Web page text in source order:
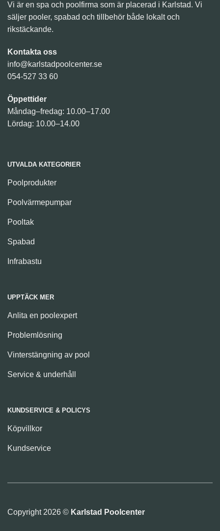
Vi är en spa och poolfirma som är placerad i Karlstad. Vi
säljer pooler, spabad och tillbehör både lokalt och
rikstäckande.
Kontakta oss
info@karlstadpoolcenter.se
054-527 33 60
Öppettider
Måndag–fredag: 10.00–17.00
Lördag: 10.00–14.00
UTVALDA KATEGORIER
Poolprodukter
Poolvärmepumpar
Pooltak
Spabad
Infrabastu
UPPTÄCK MER
Anlita en poolexpert
Problemlösning
Vinterstängning av pool
Service & underhåll
KUNDSERVICE & POLICYS
Köpvillkor
Kundservice
Copyright 2026 © Karlstad Poolcenter